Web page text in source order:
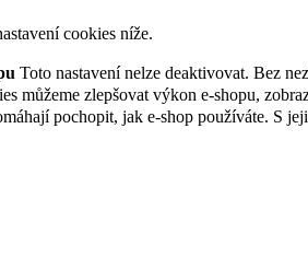
cookies níže.
Toto nastavení nelze deaktivovat. Bez
můžeme zlepšovat výkon e-shopu,
pochopit, jak e-shop používáte. S